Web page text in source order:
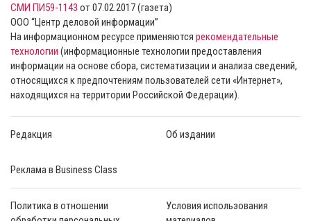
СМИ ПИ59-1143 от 07.02.2017 (газета)
ООО “Центр деловой информации”
На информационном ресурсе применяются рекомендательные
технологии (информационные технологии предоставления
информации на основе сбора, систематизации и анализа сведений,
относящихся к предпочтениям пользователей сети «Интернет»,
находящихся на территории Российской Федерации).
Редакция Об издании
Реклама в Business Class
Политика в отношении
Условия использования